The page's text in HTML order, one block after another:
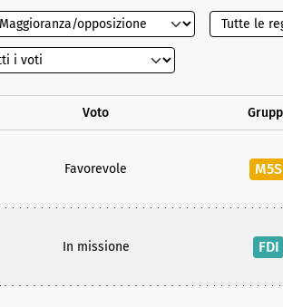
Voto
Favorevole M5S
In missione FDI